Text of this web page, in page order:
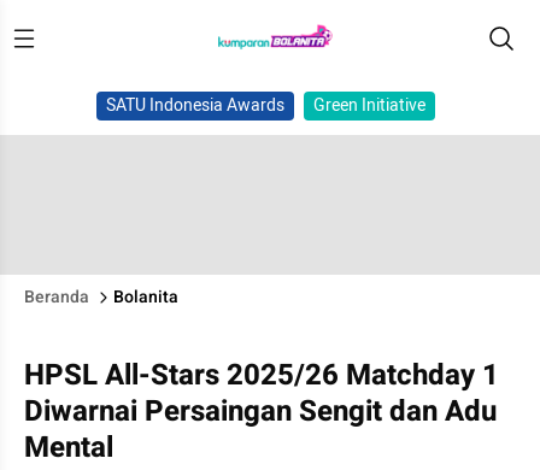
SATU Indonesia Awards Green Initiative
Beranda Bolanita
HPSL All-Stars 2025/26 Matchday 1
Diwarnai Persaingan Sengit dan Adu
Mental